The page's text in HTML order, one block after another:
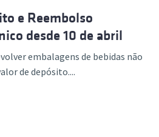
e Reembolso
desde 10 de abril
embalagens de bebidas não
de depósito....